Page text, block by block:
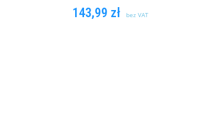
143,99 zł bez VAT